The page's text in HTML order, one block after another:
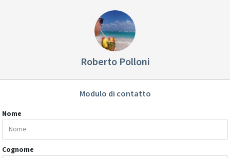
Roberto Polloni
Modulo di contatto
Nome
Cognome